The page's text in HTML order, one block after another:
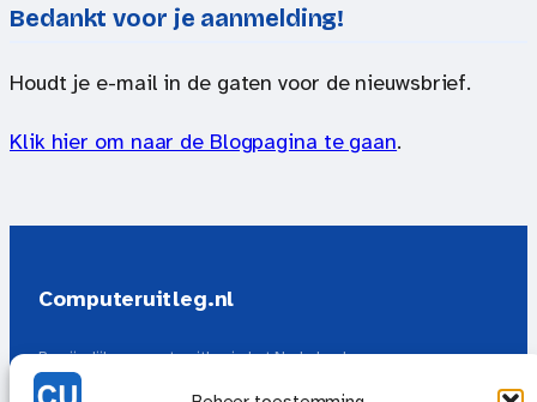
Bedankt voor je aanmelding!
Houdt je e-mail in de gaten voor de nieuwsbrief.
Klik hier om naar de Blogpagina te gaan.
Computeruitleg.nl
Begrijpelijke computeruitleg in het Nederlands
Tools